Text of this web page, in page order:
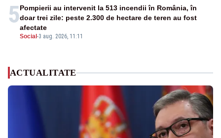
5
Social -3 aug. 2026, 11:11
Pompierii au intervenit la 513 incendii în România, în
doar trei zile: peste 2.300 de hectare de teren au fost
afectate
ACTUALITATE